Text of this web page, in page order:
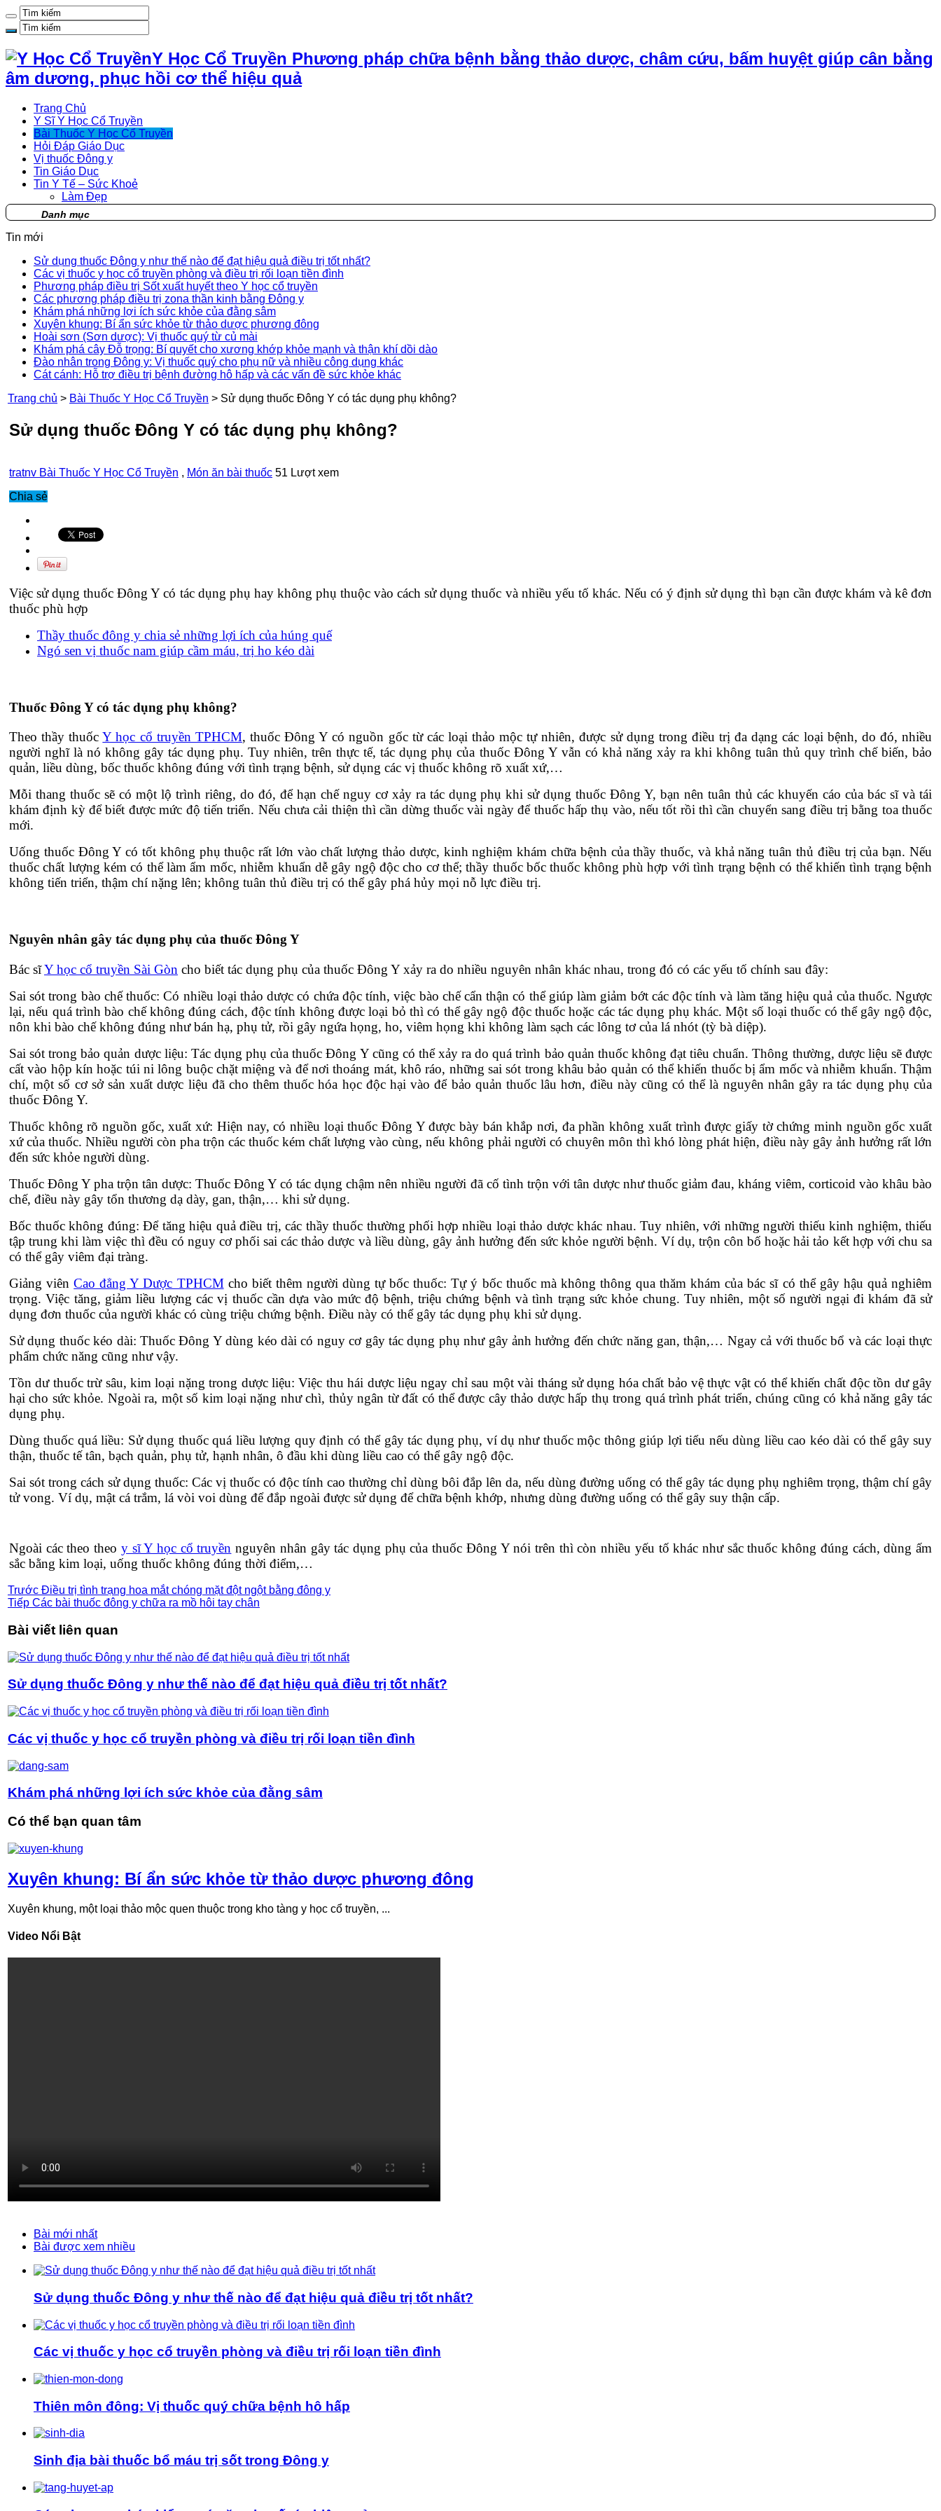
Y Học Cổ Truyền Phương pháp chữa bệnh bằng thảo dược, châm cứu, bấm huyệt giúp cân bằng
âm dương, phục hồi cơ thể hiệu quả
Trang Chủ
Y Sĩ Y Học Cổ Truyền
Bài Thuốc Y Học Cổ Truyền
Hỏi Đáp Giáo Dục
Vị thuốc Đông y
Tin Giáo Dục
Tin Y Tế – Sức Khoẻ
Làm Đẹp
Danh mục
Tin mới
Sử dụng thuốc Đông y như thế nào để đạt hiệu quả điều trị tốt nhất?
Các vị thuốc y học cổ truyền phòng và điều trị rối loạn tiền đình
Phương pháp điều trị Sốt xuất huyết theo Y học cổ truyền
Các phương pháp điều trị zona thần kinh bằng Đông y
Khám phá những lợi ích sức khỏe của đằng sâm
Xuyên khung: Bí ẩn sức khỏe từ thảo dược phương đông
Hoài sơn (Sơn dược): Vị thuốc quý từ củ mài
Khám phá cây Đỗ trọng: Bí quyết cho xương khớp khỏe mạnh và thận khí dồi dào
Đào nhân trong Đông y: Vị thuốc quý cho phụ nữ và nhiều công dụng khác
Cát cánh: Hỗ trợ điều trị bệnh đường hô hấp và các vấn đề sức khỏe khác
Trang chủ > Bài Thuốc Y Học Cổ Truyền > Sử dụng thuốc Đông Y có tác dụng phụ không?
Sử dụng thuốc Đông Y có tác dụng phụ không?
tratnv Bài Thuốc Y Học Cổ Truyền , Món ăn bài thuốc 51 Lượt xem
Chia sẻ
Việc sử dụng thuốc Đông Y có tác dụng phụ hay không phụ thuộc vào cách sử dụng thuốc và nhiều yếu tố khác. Nếu có ý định sử dụng thì bạn cần được khám và kê đơn
thuốc phù hợp
Thầy thuốc đông y chia sẻ những lợi ích của húng quế
Ngó sen vị thuốc nam giúp cầm máu, trị ho kéo dài
Thuốc Đông Y có tác dụng phụ không?
Theo thầy thuốcY học cổ truyền TPHCM, thuốc Đông Y có nguồn gốc từ các loại thảo mộc tự nhiên, được sử dụng trong điều trị đa dạng các loại bệnh, do đó, nhiều
người nghĩ là nó không gây tác dụng phụ. Tuy nhiên, trên thực tế, tác dụng phụ của thuốc Đông Y vẫn có khả năng xảy ra khi không tuân thủ quy trình chế biến, bảo
quản, liều dùng, bốc thuốc không đúng với tình trạng bệnh, sử dụng các vị thuốc không rõ xuất xứ,…
Mỗi thang thuốc sẽ có một lộ trình riêng, do đó, để hạn chế nguy cơ xảy ra tác dụng phụ khi sử dụng thuốc Đông Y, bạn nên tuân thủ các khuyến cáo của bác sĩ và tái
khám định kỳ để biết được mức độ tiến triển. Nếu chưa cải thiện thì cần dừng thuốc vài ngày để thuốc hấp thụ vào, nếu tốt rồi thì cần chuyển sang điều trị bằng toa thuốc
mới.
Uống thuốc Đông Y có tốt không phụ thuộc rất lớn vào chất lượng thảo dược, kinh nghiệm khám chữa bệnh của thầy thuốc, và khả năng tuân thủ điều trị của bạn. Nếu
thuốc chất lượng kém có thể làm ẩm mốc, nhiễm khuẩn dễ gây ngộ độc cho cơ thể; thầy thuốc bốc thuốc không phù hợp với tình trạng bệnh có thể khiến tình trạng bệnh
không tiến triển, thậm chí nặng lên; không tuân thủ điều trị có thể gây phá hủy mọi nỗ lực điều trị.
Nguyên nhân gây tác dụng phụ của thuốc Đông Y
Bác sĩY học cổ truyền Sài Gòn cho biết tác dụng phụ của thuốc Đông Y xảy ra do nhiều nguyên nhân khác nhau, trong đó có các yếu tố chính sau đây:
Sai sót trong bào chế thuốc: Có nhiều loại thảo dược có chứa độc tính, việc bào chế cẩn thận có thể giúp làm giảm bớt các độc tính và làm tăng hiệu quả của thuốc. Ngược
lại, nếu quá trình bào chế không đúng cách, độc tính không được loại bỏ thì có thể gây ngộ độc thuốc hoặc các tác dụng phụ khác. Một số loại thuốc có thể gây ngộ độc,
nôn khi bào chế không đúng như bán hạ, phụ tử, rồi gây ngứa họng, ho, viêm họng khi không làm sạch các lông tơ của lá nhót (tỳ bà diệp).
Sai sót trong bảo quản dược liệu: Tác dụng phụ của thuốc Đông Y cũng có thể xảy ra do quá trình bảo quản thuốc không đạt tiêu chuẩn. Thông thường, dược liệu sẽ được
cất vào hộp kín hoặc túi ni lông buộc chặt miệng và để nơi thoáng mát, khô ráo, những sai sót trong khâu bảo quản có thể khiến thuốc bị ẩm mốc và nhiễm khuẩn. Thậm
chí, một số cơ sở sản xuất dược liệu đã cho thêm thuốc hóa học độc hại vào để bảo quản thuốc lâu hơn, điều này cũng có thể là nguyên nhân gây ra tác dụng phụ của
thuốc Đông Y.
Thuốc không rõ nguồn gốc, xuất xứ: Hiện nay, có nhiều loại thuốc Đông Y được bày bán khắp nơi, đa phần không xuất trình được giấy tờ chứng minh nguồn gốc xuất
xứ của thuốc. Nhiều người còn pha trộn các thuốc kém chất lượng vào cùng, nếu không phải người có chuyên môn thì khó lòng phát hiện, điều này gây ảnh hưởng rất lớn
đến sức khỏe người dùng.
Thuốc Đông Y pha trộn tân dược: Thuốc Đông Y có tác dụng chậm nên nhiều người đã cố tình trộn với tân dược như thuốc giảm đau, kháng viêm, corticoid vào khâu bào
chế, điều này gây tổn thương dạ dày, gan, thận,… khi sử dụng.
Bốc thuốc không đúng: Để tăng hiệu quả điều trị, các thầy thuốc thường phối hợp nhiều loại thảo dược khác nhau. Tuy nhiên, với những người thiếu kinh nghiệm, thiếu
tập trung khi làm việc thì đều có nguy cơ phối sai các thảo dược và liều dùng, gây ảnh hưởng đến sức khỏe người bệnh. Ví dụ, trộn côn bố hoặc hải tảo kết hợp với chu sa
có thể gây viêm đại tràng.
Giảng viênCao đẳng Y Dược TPHCMcho biết thêm người dùng tự bốc thuốc: Tự ý bốc thuốc mà không thông qua thăm khám của bác sĩ có thể gây hậu quả nghiêm
trọng. Việc tăng, giảm liều lượng các vị thuốc cần dựa vào mức độ bệnh, triệu chứng bệnh và tình trạng sức khỏe chung. Tuy nhiên, một số người ngại đi khám đã sử
dụng đơn thuốc của người khác có cùng triệu chứng bệnh. Điều này có thể gây tác dụng phụ khi sử dụng.
Sử dụng thuốc kéo dài: Thuốc Đông Y dùng kéo dài có nguy cơ gây tác dụng phụ như gây ảnh hưởng đến chức năng gan, thận,… Ngay cả với thuốc bổ và các loại thực
phẩm chức năng cũng như vậy.
Tồn dư thuốc trừ sâu, kim loại nặng trong dược liệu: Việc thu hái dược liệu ngay chỉ sau một vài tháng sử dụng hóa chất bảo vệ thực vật có thể khiến chất độc tồn dư gây
hại cho sức khỏe. Ngoài ra, một số kim loại nặng như chì, thủy ngân từ đất có thể được cây thảo dược hấp thụ trong quá trình phát triển, chúng cũng có khả năng gây tác
dụng phụ.
Dùng thuốc quá liều: Sử dụng thuốc quá liều lượng quy định có thể gây tác dụng phụ, ví dụ như thuốc mộc thông giúp lợi tiểu nếu dùng liều cao kéo dài có thể gây suy
thận, thuốc tế tân, bạch quản, phụ tử, hạnh nhân, ô đầu khi dùng liều cao có thể gây ngộ độc.
Sai sót trong cách sử dụng thuốc: Các vị thuốc có độc tính cao thường chỉ dùng bôi đắp lên da, nếu dùng đường uống có thể gây tác dụng phụ nghiêm trọng, thậm chí gây
tử vong. Ví dụ, mật cá trắm, lá vòi voi dùng để đắp ngoài được sử dụng để chữa bệnh khớp, nhưng dùng đường uống có thể gây suy thận cấp.
Ngoài các theo theo y sĩ Y học cổ truyền nguyên nhân gây tác dụng phụ của thuốc Đông Y nói trên thì còn nhiều yếu tố khác như sắc thuốc không đúng cách, dùng ấm
sắc bằng kim loại, uống thuốc không đúng thời điểm,…
Trước Điều trị tình trạng hoa mắt chóng mặt đột ngột bằng đông y
Tiếp Các bài thuốc đông y chữa ra mồ hôi tay chân
Bài viết liên quan
Sử dụng thuốc Đông y như thế nào để đạt hiệu quả điều trị tốt nhất?
Các vị thuốc y học cổ truyền phòng và điều trị rối loạn tiền đình
Khám phá những lợi ích sức khỏe của đằng sâm
Có thể bạn quan tâm
Xuyên khung: Bí ẩn sức khỏe từ thảo dược phương đông
Xuyên khung, một loại thảo mộc quen thuộc trong kho tàng y học cổ truyền, ...
Video Nổi Bật
Bài mới nhất
Bài được xem nhiều
Sử dụng thuốc Đông y như thế nào để đạt hiệu quả điều trị tốt nhất?
Các vị thuốc y học cổ truyền phòng và điều trị rối loạn tiền đình
Thiên môn đông: Vị thuốc quý chữa bệnh hô hấp
Sinh địa bài thuốc bổ máu trị sốt trong Đông y